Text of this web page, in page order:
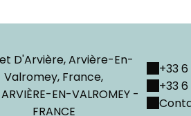
lesens profonddes élixirs de
àcueillir avec respect et
méthodes de préparation
D'Arvière, Arvière-En-
Valromey, France,
EN-VALROMEY -
FRANCE
+33 6
+33 6